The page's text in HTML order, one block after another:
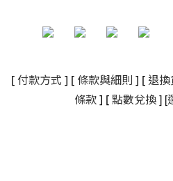
[ 付款方式 ] [ 條款與細則 ] [ 退
條款] [點數兌換] [